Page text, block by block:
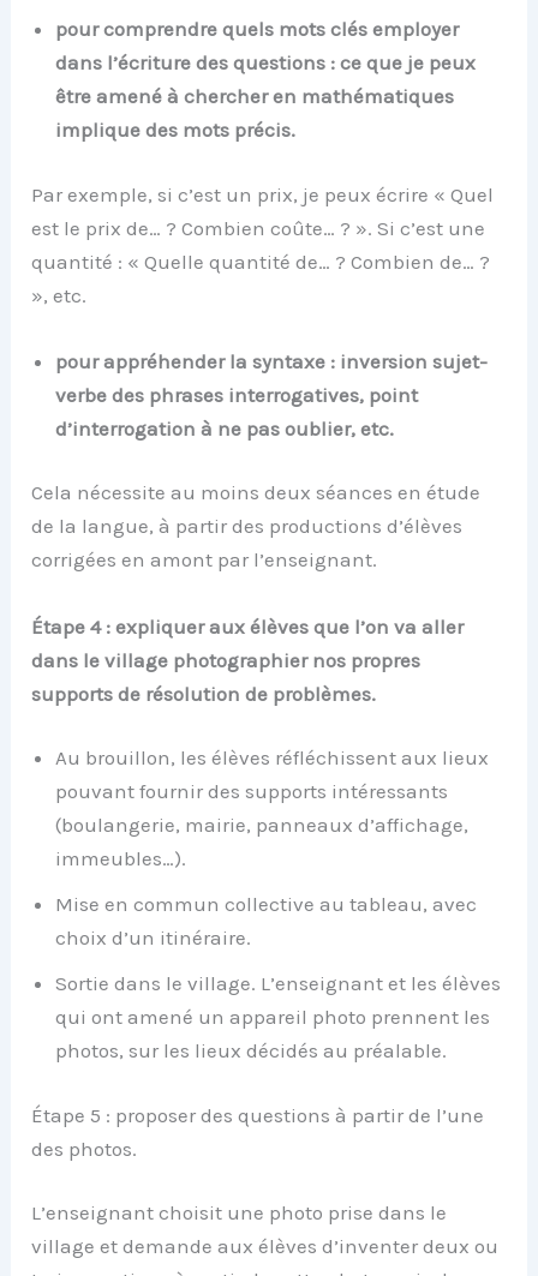
pour comprendre quels mots clés employer
dans l’écriture des questions : ce que je peux
être amené àchercher en mathématiques
implique des mots précis.
Par exemple, si c’est un prix, je peux écrire « Quel
est le prix de… ? Combien coûte… ? ». Si c’est une
quantité : « Quelle quantité de… ? Combien de… ?
», etc.
pour appréhender la syntaxe : inversion sujet-
verbe des phrases interrogatives, point
d’interrogation à ne pas oublier, etc.
Cela nécessite au moins deux séances en étude
de la langue, à partir des productions d’élèves
corrigées en amont par l’enseignant.
Étape 4 : expliquer aux élèves que l’on va aller
dans le village photographier nos propres
supports de résolution de problèmes.
Au brouillon, les élèves réfléchissent aux lieux
pouvant fournir des supports intéressants
(boulangerie, mairie, panneaux d’affichage,
immeubles…).
Mise en commun collective au tableau, avec
choix d’un itinéraire.
Sortie dans le village. L’enseignant et les élèves
qui ont amené un appareil photo prennent les
photos, sur les lieux décidés au préalable.
Étape 5 : proposer des questions à partir de l’une
des photos.
L’enseignant choisit une photo prise dans le
village et demande aux élèves d’inventer deux ou